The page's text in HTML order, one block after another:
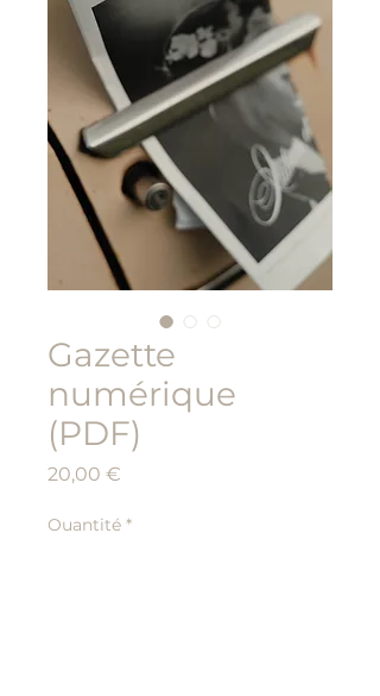
Gazette
numérique
(PDF)
20,00 €
Quantité *